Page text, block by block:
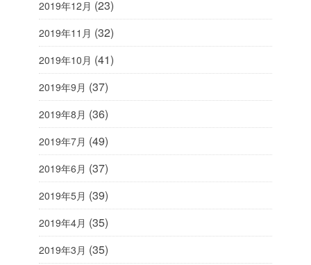
2019年12月 (23)
2019年11月 (32)
2019年10月 (41)
2019年9月 (37)
2019年8月 (36)
2019年7月 (49)
2019年6月 (37)
2019年5月 (39)
2019年4月 (35)
2019年3月 (35)